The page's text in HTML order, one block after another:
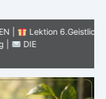
Lektion 6.Geistliche
DIE